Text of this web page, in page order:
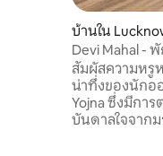
บ้านใน
Devi Mahal -
ร่ม
สัมผัสความหรู
น่าทึ่งของนักอ
Yojna ซึ่งมีกา
บันดาลใจจาก
ชัน และสระว่